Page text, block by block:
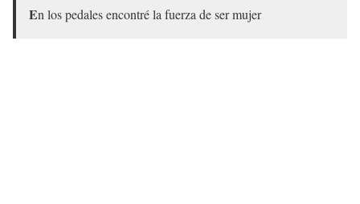
En los pedales encontré la fuerza de ser mujer